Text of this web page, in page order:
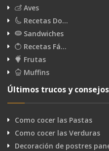
Aves
Recetas Do…
Sandwiches
Recetas Fá…
Frutas
Muffins
Últimos trucos y consejos
Como cocer las Pastas
Como cocer las Verduras
Decoración de postres